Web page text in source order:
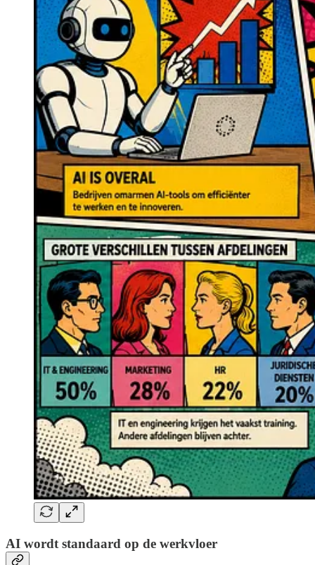
AI wordt standaard op de werkvloer